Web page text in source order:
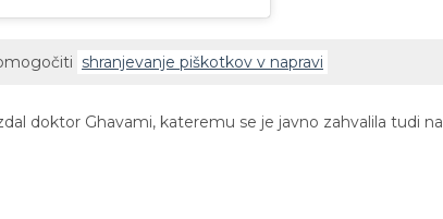
shranjevanje piškotkov v napravi
doktor Ghavami, kateremu se je javno zahvalila tudi na